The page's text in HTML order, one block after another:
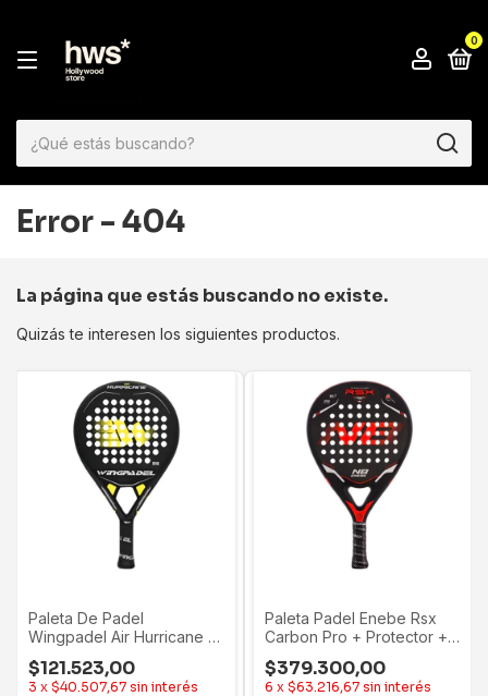
0
Error - 404
La página que estás buscando no existe.
Quizás te interesen los siguientes productos.
Paleta De Padel
Wingpadel Air Hurricane +
$121.523,00
3 x $40.507,67 sin interés
Paleta Padel Enebe Rsx
Carbon Pro + Protector +
$379.300,00
6 x $63.216,67 sin interés